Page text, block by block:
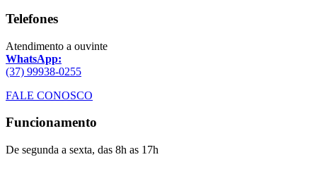
Telefones
Atendimento a ouvinte
WhatsApp:
(37) 99938-0255
FALE CONOSCO
Funcionamento
De segunda a sexta, das 8h as 17h